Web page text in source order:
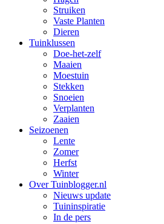
Struiken
Vaste Planten
Dieren
Tuinklussen
Doe-het-zelf
Maaien
Moestuin
Stekken
Snoeien
Verplanten
Zaaien
Seizoenen
Lente
Zomer
Herfst
Winter
Over Tuinblogger.nl
Nieuws update
Tuininspiratie
In de pers